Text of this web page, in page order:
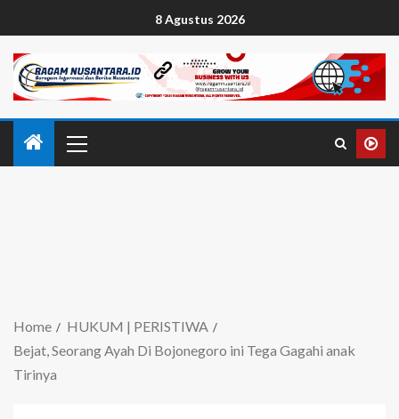
8 Agustus 2026
Home
HUKUM | PERISTIWA
Bejat, Seorang Ayah Di Bojonegoro ini Tega Gagahi anak
Tirinya